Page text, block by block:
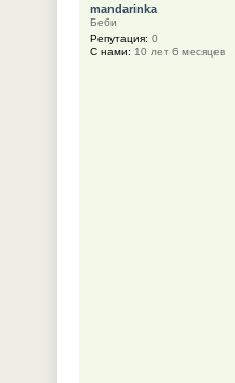
mandarinka
Беби
Репутация: 0
С нами: 10 лет 6 месяцев